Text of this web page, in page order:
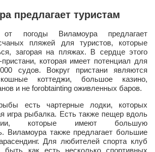
предлагает туристам
погоды Виламоура предлагает
пляжей для туристов, которые
загорая на пляжах. В сердце этого
пристани, которая имеет потенциал для
судов. Вокруг пристани являются
коттеджи, большое казино,
и не forobtainting оживленных баров.
есть чартерные лодки, которых
игра рыбалка. Есть также пещер вдоль
которые имеют большую
Виламоура также предлагает большие
Для любителей спорта клуб
как есть несколько спортивных